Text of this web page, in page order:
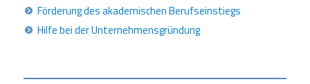
Förderung des akademischen Berufseinstiegs
Hilfe bei der Unternehmensgründung